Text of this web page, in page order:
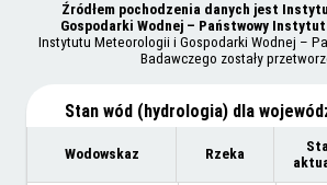
Źródłem pochodzenia danych jest
Gospodarki Wodnej – Państwowy
Instytutu Meteorologii i Gospodarki Wodnej –
Badawczego zostały
Stan wód (hydrologia) dla
Wodowskaz Rzeka